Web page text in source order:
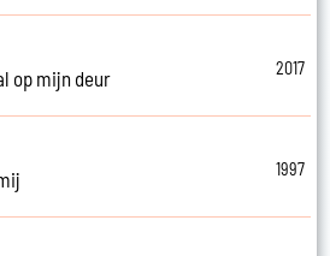
op mijn deur
2017
1997